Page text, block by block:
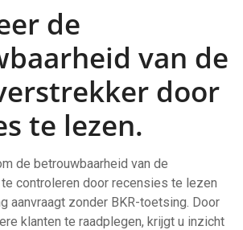
de
van de
door
te lezen.
de betrouwbaarheid van de
controleren door recensies te lezen
aanvraagt zonder BKR-toetsing. Door
klanten te raadplegen, krijgt u inzicht